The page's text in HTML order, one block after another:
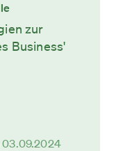
zur
Business'